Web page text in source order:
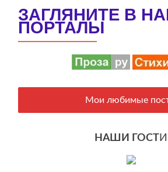
ЗАГЛЯНИТЕ В
ПОРТАЛЫ
Мои любимые
НАШИ ГОСТИ